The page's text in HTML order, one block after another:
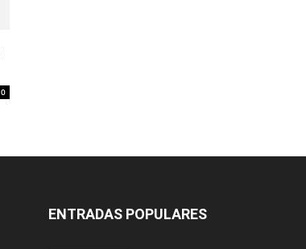
0
ENTRADAS POPULARES